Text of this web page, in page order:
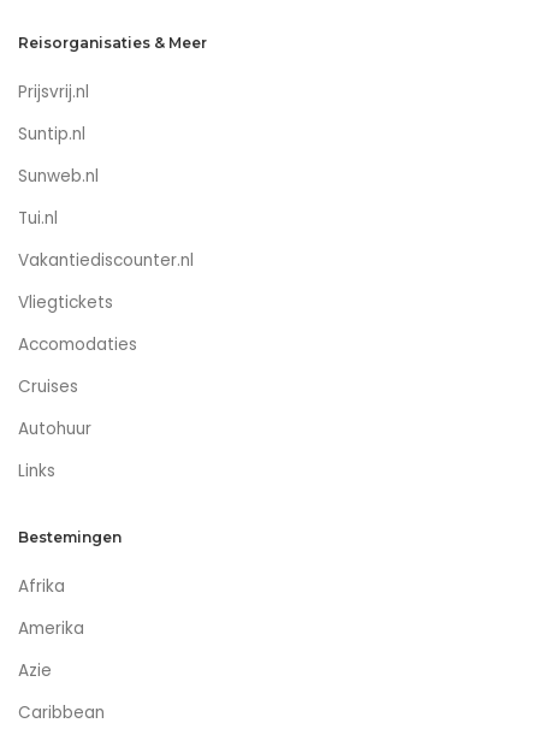
Reisorganisaties & Meer
Prijsvrij.nl
Suntip.nl
Sunweb.nl
Tui.nl
Vakantiediscounter.nl
Vliegtickets
Accomodaties
Cruises
Autohuur
Links
Bestemingen
Afrika
Amerika
Azie
Caribbean